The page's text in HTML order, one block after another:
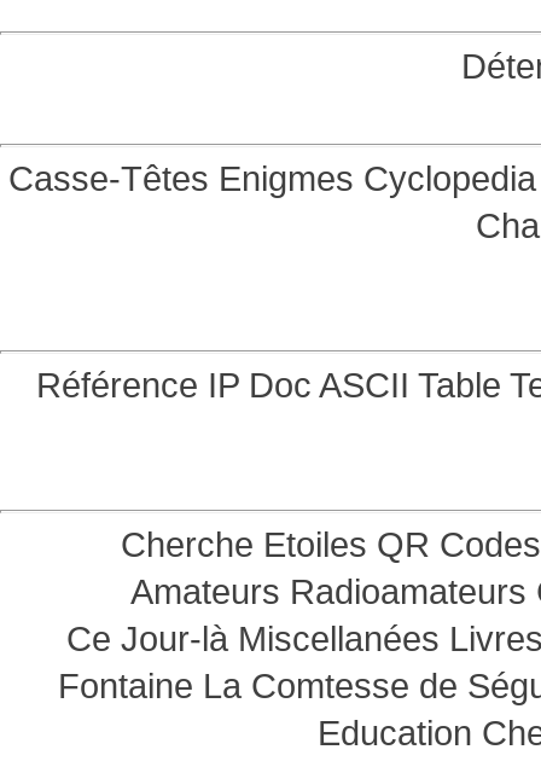
Casse-Têtes Enigmes
Référence IP Doc ASCII Table
Cherche Etoiles QR Codes
Amateurs Radioamateurs
Ce Jour-là Miscellanées
Fontaine La Comtesse de
Education